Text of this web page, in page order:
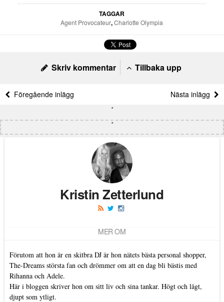
TAGGAR
Agent Provocateur,Charlotte Olympia
Skriv kommentar Tillbaka upp
Föregående inlägg Nästa inlägg
Kristin Zetterlund
MER OM
Förutom att hon är en skitbra DJ är hon nätets bästa personal shopper,
The-Dreams största fan och drömmer om att en dag bli bästis med
Rihanna och Adele.
Här i bloggen skriver hon om sitt liv och sina tankar. Högt och lågt,
djupt som ytligt.